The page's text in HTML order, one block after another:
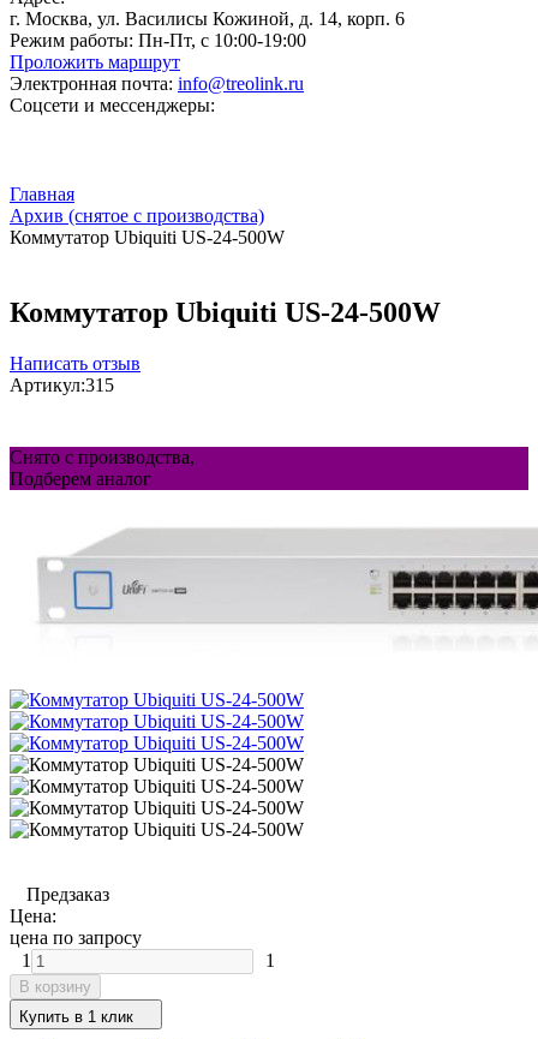
г. Москва, ул. Василисы Кожиной, д. 14, корп. 6
Режим работы: Пн-Пт, с 10:00-19:00
Проложить маршрут
Электронная почта: info@treolink.ru
Соцсети и мессенджеры:
Главная
Архив (снятое с производства)
Коммутатор Ubiquiti US-24-500W
Коммутатор Ubiquiti US-24-500W
Написать отзыв
Артикул:315
Снято с производства,
Подберем аналог
Предзаказ
Цена:
цена по запросу
1
1
В корзину
Купить в 1 клик